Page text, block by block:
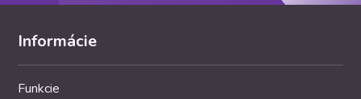
Informácie
Funkcie